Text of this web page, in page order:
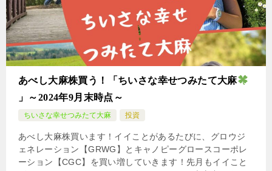
あべし大麻株買う！「ちいさな幸せつみたて大麻
」～2024年9月末時点～
ちいさな幸せつみたて大麻 投資
あべし大麻株買います！イイことがあるたびに、グロウジ
ェネレーション【GRWG】とキャノピーグロースコーポレ
ーション【CGC】を買い増していきます！先月もイイこと